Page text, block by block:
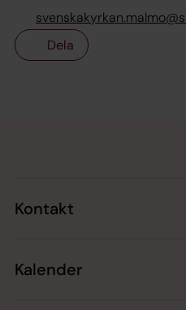
Dela
Kontakt
Kalender